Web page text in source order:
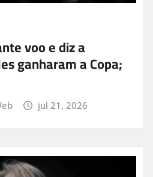
voo e diz a
ganharam a Copa;
jul 21, 2026